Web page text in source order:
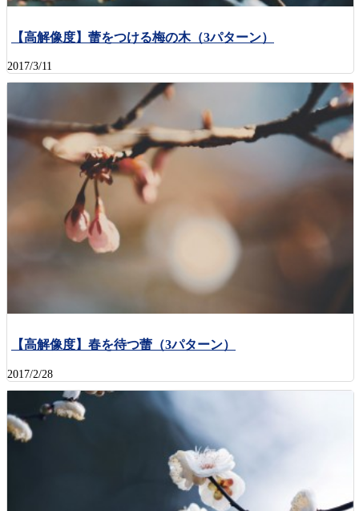
【高解像度】蕾をつける梅の木（3パターン）
2017/3/11
【高解像度】春を待つ蕾（3パターン）
2017/2/28